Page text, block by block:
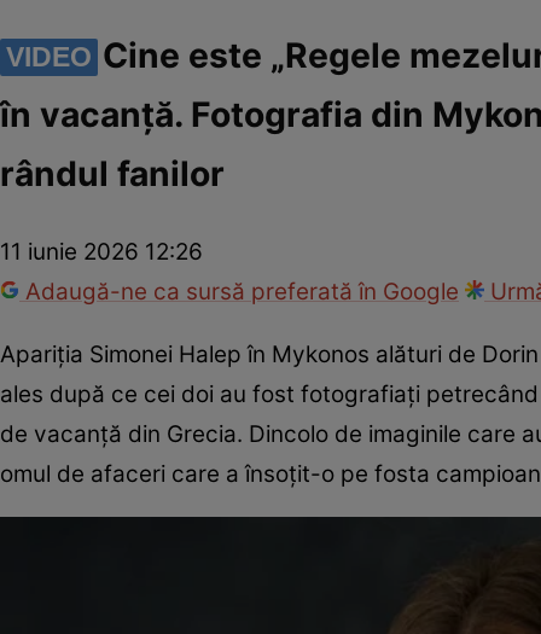
VIDEO Cine este „Regele
în vacanță. Fotografia din
rândul fanilor
11 iunie 2026 12:26
Adaugă-ne ca sursă preferată în Google
Apariția Simonei Halep în Mykonos alături de
ales după ce cei doi au fost fotografiați
de vacanță din Grecia. Dincolo de imaginile care
omul de afaceri care a însoțit-o pe fosta